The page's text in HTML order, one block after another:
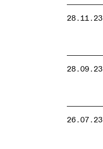
28.11.23
28.09.23
26.07.23